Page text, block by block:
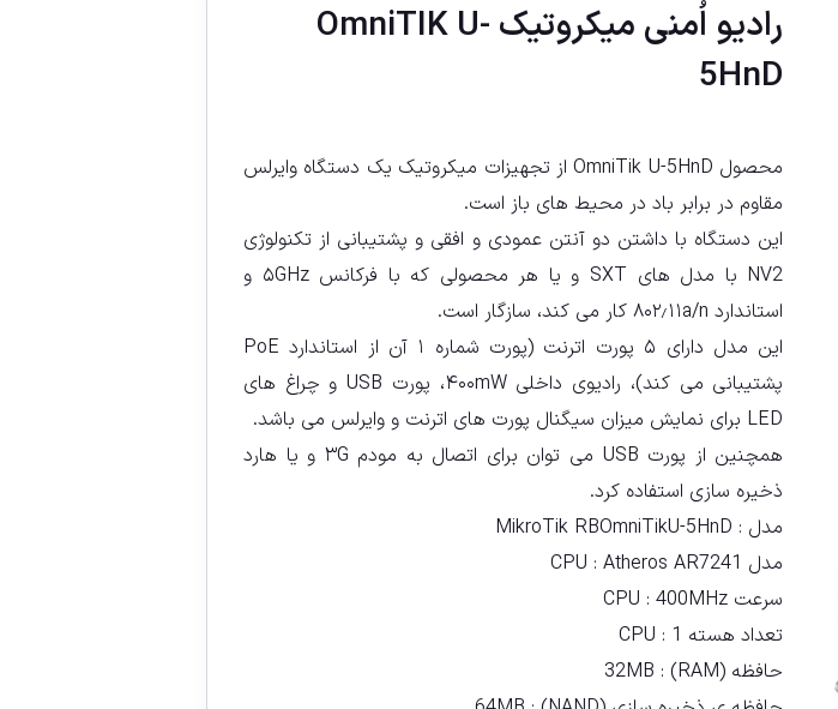
راديو اُمنی ميكروتيک OmniTIK U-
5HnD
محصول OmniTik U-5HnD از تجهیزات میکروتیک یک دستگاه وایرلس
مقاوم در برابر باد در محیط های باز است.
این دستگاه با داشتن دو آنتن عمودی و افقی و پشتیبانی از تکنولوژی
NV2 با مدل های SXT و یا هر محصولی که با فرکانس ۵GHz و
استاندارد ۸۰۲٫۱۱a/n کار می کند، سازگار است.
این مدل دارای ۵ پورت اترنت (پورت شماره ۱ آن از استاندارد PoE
پشتیبانی می کند)، رادیوی داخلی ۴۰۰mW، پورت USB و چراغ های
LED برای نمایش میزان سیگنال پورت های اترنت و وایرلس می باشد.
همچنین از پورت USB می توان برای اتصال به مودم ۳G و یا هارد
ذخیره سازی استفاده کرد.
مدل : MikroTik RBOmniTikU-5HnD
مدل CPU : Atheros AR7241
سرعت CPU : 400MHz
تعداد هسته CPU : 1
حافظه (RAM) :
32MB